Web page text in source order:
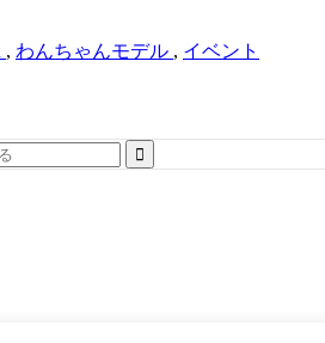
, わんちゃんモデル , イベント